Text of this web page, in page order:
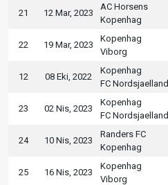
21 12 Mar, 2023
AC Horsens
Kopenhag
22 19 Mar, 2023
Kopenhag
Viborg
12 08 Eki, 2022
Kopenhag
FC Nordsjaelland
23 02 Nis, 2023
Kopenhag
FC Nordsjaelland
24 10 Nis, 2023
Randers FC
Kopenhag
25 16 Nis, 2023
Kopenhag
Viborg